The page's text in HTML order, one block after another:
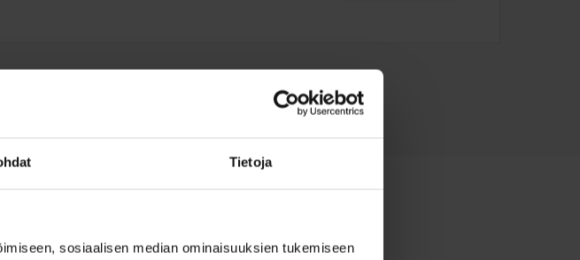
Tietoja
sosiaalisen median ominaisuuksien tukemiseen